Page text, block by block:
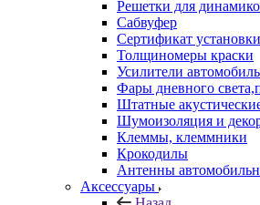
Решетки для
Сабвуфер
Сертификат установки
Толщиномеры краски
Усилители
Фары дневного
Штатные
Шумоизоляция и
Клеммы, клеммники
Крокодилы
Антенны
Аксессуары